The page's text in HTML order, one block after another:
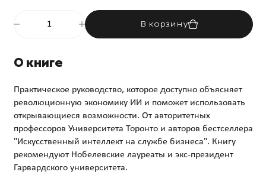
В корзину
О книге
Практическое руководство, которое доступно объясняет
революционную экономику ИИ и поможет использовать
открывающиеся возможности. От авторитетных
профессоров Университета Торонто и авторов бестселлера
"Искусственный интеллект на службе бизнеса". Книгу
рекомендуют Нобелевские лауреаты и экс-президент
Гарвардского университета.